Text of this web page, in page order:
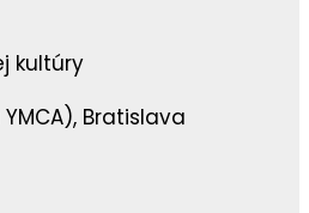
kultúry
Bratislava